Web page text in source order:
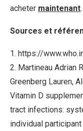
acheter maintenant.
Sources et
1. https://
2. Martineau Adrian
Greenberg Lauren,
Vitamin D
tract infections:
individual